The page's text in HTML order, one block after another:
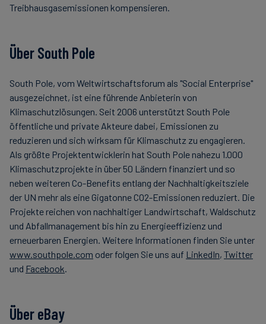
Treibhausgasemissionen kompensieren.
Über South Pole
South Pole, vom Weltwirtschaftsforum als "Social Enterprise"
ausgezeichnet, ist eine führende Anbieterin von
Klimaschutzlösungen. Seit 2006 unterstützt South Pole
öffentliche und private Akteure dabei, Emissionen zu
reduzieren und sich wirksam für Klimaschutz zu engagieren.
Als größte Projektentwicklerin hat South Pole nahezu 1.000
Klimaschutzprojekte in über 50 Ländern finanziert und so
neben weiteren Co-Benefits entlang der Nachhaltigkeitsziele
der UN mehr als eine Gigatonne CO2-Emissionen reduziert. Die
Projekte reichen von nachhaltiger Landwirtschaft, Waldschutz
und Abfallmanagement bis hin zu Energieeffizienz und
erneuerbaren Energien. Weitere Informationen finden Sie unter
www.southpole.com oder folgen Sie uns auf LinkedIn, Twitter
und Facebook.
Über eBay